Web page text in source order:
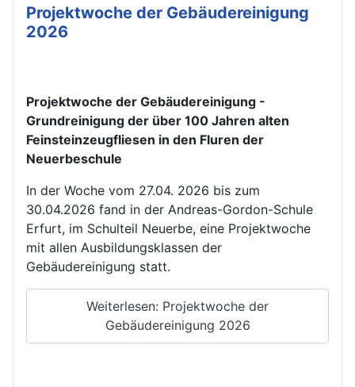
Projektwoche der Gebäudereinigung
2026
Projektwoche der Gebäudereinigung -
Grundreinigung der über 100 Jahren alten
Feinsteinzeugfliesen in den Fluren der
Neuerbeschule
In der Woche vom 27.04. 2026 bis zum
30.04.2026 fand in der Andreas-Gordon-Schule
Erfurt, im Schulteil Neuerbe, eine Projektwoche
mit allen Ausbildungsklassen der
Gebäudereinigung statt.
Weiterlesen: Projektwoche der
Gebäudereinigung 2026